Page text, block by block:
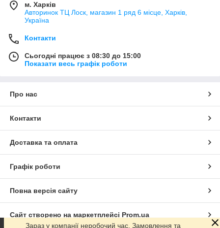
м. Харків
Авторинок ТЦ Лоск, магазин 1 ряд 6 місце, Харків,
Україна
Контакти
Сьогодні працює з 08:30 до 15:00
Показати весь графік роботи
Про нас
Контакти
Доставка та оплата
Графік роботи
Повна версія сайту
Сайт створено на маркетплейсі Prom.ua
Зараз у компанії неробочий час. Замовлення та